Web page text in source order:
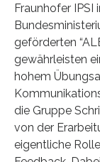
Fraunhofer
geförderten
gewährleisten
hohem
die Gruppe
von der
eigentliche